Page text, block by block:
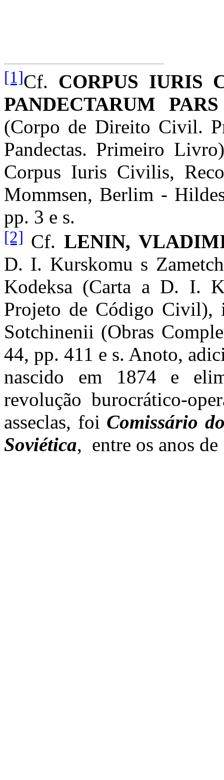
[1]Cf. CORPUS IURIS
PANDECTARUM
(Corpo de Direito Civil.
Pandectas. Primeiro
Corpus Iuris Civilis,
Mommsen, Berlim -
pp. 3 e s.
[2] Cf. LENIN,
D. I. Kurskomu s
Kodeksa (Carta a D. I.
Projeto de Código Civil),
Sotchinenii (Obras
44, pp. 411 e s. Anoto,
nascido em 1874 e
revolução burocrático-
asseclas, foi Comissário
Soviética, entre os anos